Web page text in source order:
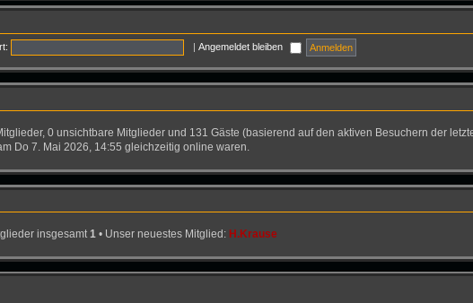
| Angemeldet bleiben
0 unsichtbare Mitglieder und 131 Gäste (basierend auf den aktiven Besuchern der
Do 7. Mai 2026, 14:55 gleichzeitig online waren.
insgesamt1• Unser neuestes Mitglied: H.Krause